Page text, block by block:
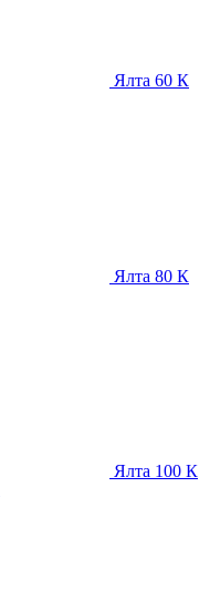
Ялта 60 К
Ялта 80 К
Ялта 100 К